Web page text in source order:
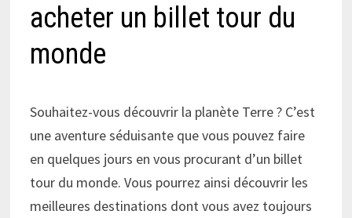
acheter un billet tour du
monde
Souhaitez-vous découvrir la planète Terre ? C’est
une aventure séduisante que vous pouvez faire
en quelques jours en vous procurant d’un billet
tour du monde. Vous pourrez ainsi découvrir les
meilleures destinations dont vous avez toujours